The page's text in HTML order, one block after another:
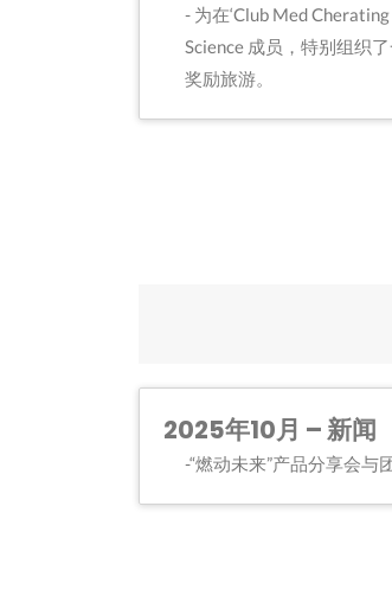
为在‘Club Med
Science 成员，特别组织
奖励旅游。
2025年10月 – 新闻
“燃动未来”产品分享会与